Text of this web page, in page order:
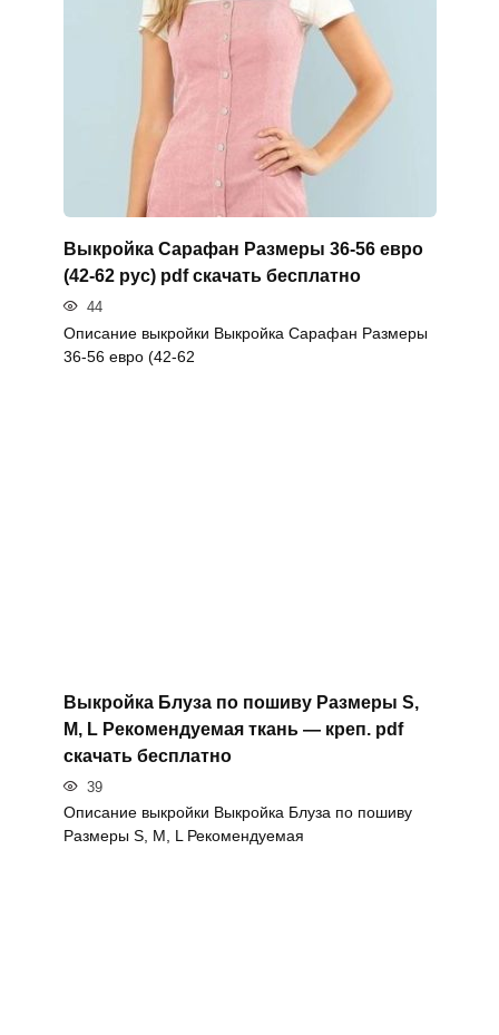
Выкройка Сарафан Размеры 36-56 евро
(42-62 рус) pdf скачать бесплатно
44
Описание выкройки Выкройка Сарафан Размеры
36-56 евро (42-62
Выкройка Блуза по пошиву Размеры S,
M, L Рекомендуемая ткань — креп. pdf
скачать бесплатно
39
Описание выкройки Выкройка Блуза по пошиву
Размеры S, M, L Рекомендуемая